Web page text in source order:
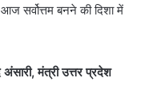
सर्वोत्तम बनने की दिशा में
मंत्री उत्तर प्रदेश